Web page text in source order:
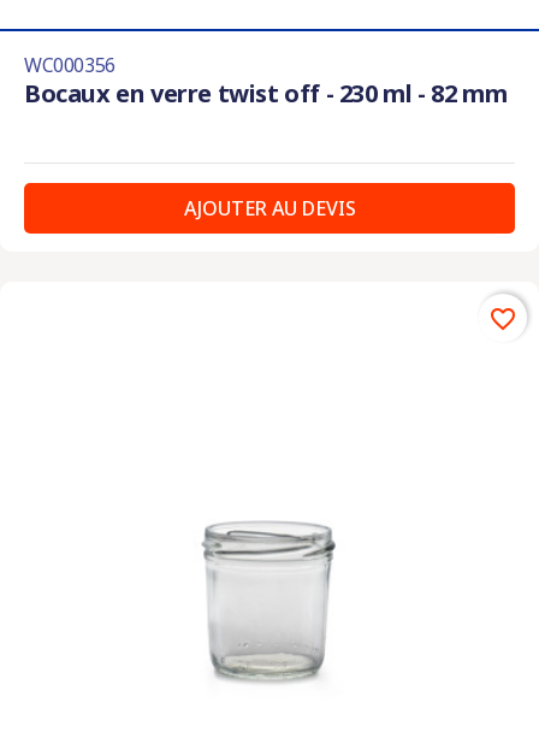
WC000356
Bocaux en verre twist off - 230 ml - 82 mm
AJOUTER AU DEVIS
favorite_border